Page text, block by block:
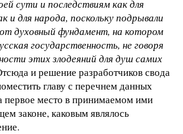
сути и последствиям как для
и для народа, поскольку подрывали
духовный фундамент, на котором
государственность, не говоря
этих злодеяний для душ самих
и решение разработчиков свода
главу с перечнем данных
первое место в принимаемом ими
законе, каковым являлось